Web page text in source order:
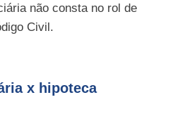
não consta no rol de
Civil.
x hipoteca